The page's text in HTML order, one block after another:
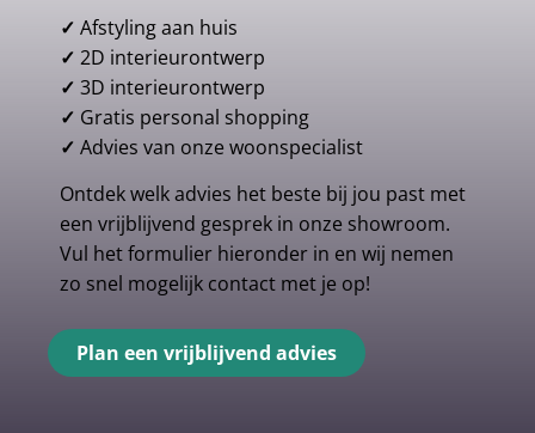
✓ Afstyling aan huis
✓ 2D interieurontwerp
✓ 3D interieurontwerp
✓ Gratis personal shopping
✓ Advies van onze woonspecialist
Ontdek welk advies het beste bij jou past met
een vrijblijvend gesprek in onze showroom.
Vul het formulier hieronder in en wij nemen
zo snel mogelijk contact met je op!
Plan een vrijblijvend advies